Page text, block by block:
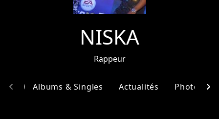
NISKA
Rappeur
Albums & Singles Actualités Photos
chevron_left chevron_right